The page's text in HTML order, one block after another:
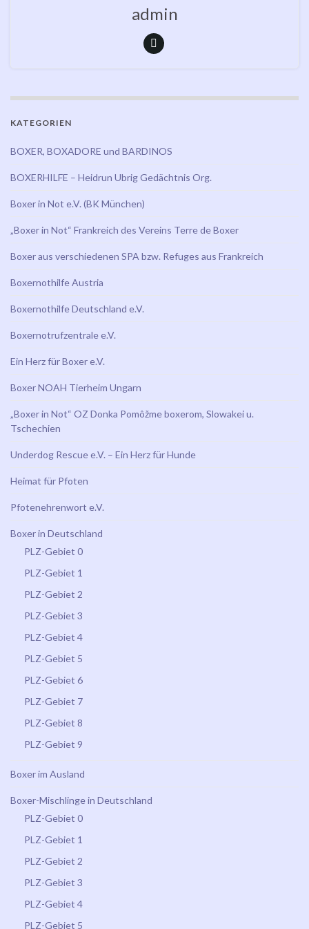
admin
KATEGORIEN
BOXER, BOXADORE und BARDINOS
BOXERHILFE – Heidrun Ubrig Gedächtnis Org.
Boxer in Not e.V. (BK München)
„Boxer in Not“ Frankreich des Vereins Terre de Boxer
Boxer aus verschiedenen SPA bzw. Refuges aus Frankreich
Boxernothilfe Austria
Boxernothilfe Deutschland e.V.
Boxernotrufzentrale e.V.
Ein Herz für Boxer e.V.
Boxer NOAH Tierheim Ungarn
„Boxer in Not“ OZ Donka Pomôžme boxerom, Slowakei u.
Tschechien
Underdog Rescue e.V. – Ein Herz für Hunde
Heimat für Pfoten
Pfotenehrenwort e.V.
Boxer in Deutschland
PLZ-Gebiet 0
PLZ-Gebiet 1
PLZ-Gebiet 2
PLZ-Gebiet 3
PLZ-Gebiet 4
PLZ-Gebiet 5
PLZ-Gebiet 6
PLZ-Gebiet 7
PLZ-Gebiet 8
PLZ-Gebiet 9
Boxer im Ausland
Boxer-Mischlinge in Deutschland
PLZ-Gebiet 0
PLZ-Gebiet 1
PLZ-Gebiet 2
PLZ-Gebiet 3
PLZ-Gebiet 4
PLZ-Gebiet 5